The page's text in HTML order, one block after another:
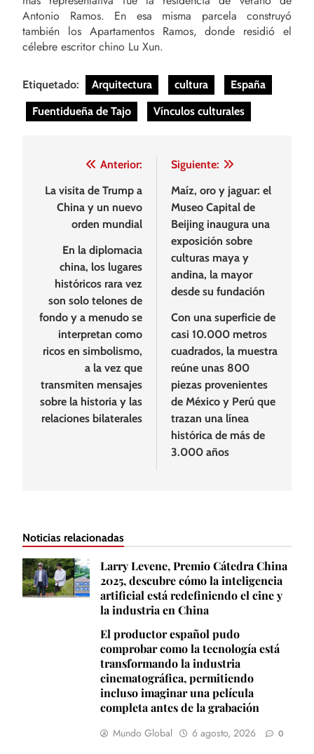
Antonio Ramos. En esa misma parcela construyó
también los Apartamentos Ramos, donde residió el
célebre escritor chino Lu Xun.
Etiquetado: Arquitectura cultura
España
Fuentidueña de Tajo
Vínculos culturales
Navegación
de
entradas
Anterior:
La visita de Trump a
China y un nuevo
orden mundial
En la diplomacia
china, los lugares
históricos rara vez
son solo telones de
fondo y a menudo se
interpretan como
ricos en simbolismo,
a la vez que
transmiten mensajes
sobre la historia y las
relaciones bilaterales
Siguiente:
Maíz, oro y jaguar: el
Museo Capital de
Beijing inaugura una
exposición sobre
culturas maya y
andina, la mayor
desde su fundación
Con una superficie de
casi 10.000 metros
cuadrados, la muestra
reúne unas 800
piezas provenientes
de México y Perú que
trazan una línea
histórica de más de
3.000 años
Noticias relacionadas
Larry Levene, Premio Cátedra China
2025, descubre cómo la inteligencia
artificial está redefiniendo el cine y
la industria en China
El productor español pudo
comprobar como la tecnología está
transformando la industria
cinematográfica, permitiendo
incluso imaginar una película
completa antes de la grabación
Mundo Global 6 agosto, 2026 0